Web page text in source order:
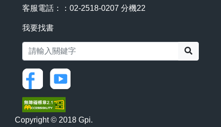
客服電話：：02-2518-0207 分機22
我要找書
Copyright © 2018 Gpi.